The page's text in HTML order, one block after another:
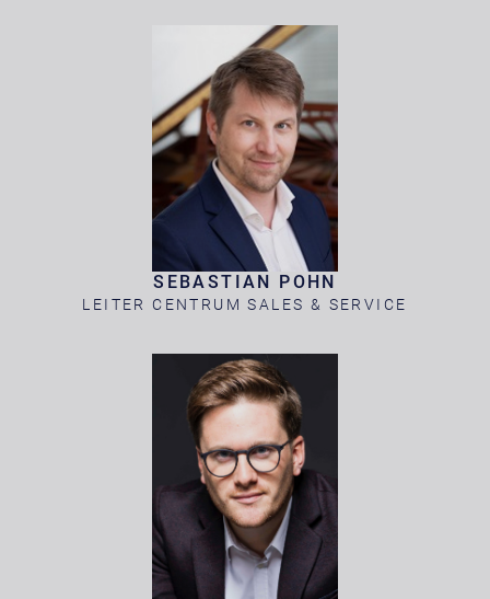
SEBASTIAN POHN
LEITER CENTRUM SALES & SERVICE